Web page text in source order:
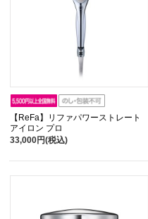
【ReFa】リファパワーストレート
アイロン プロ
33,000円(税込)